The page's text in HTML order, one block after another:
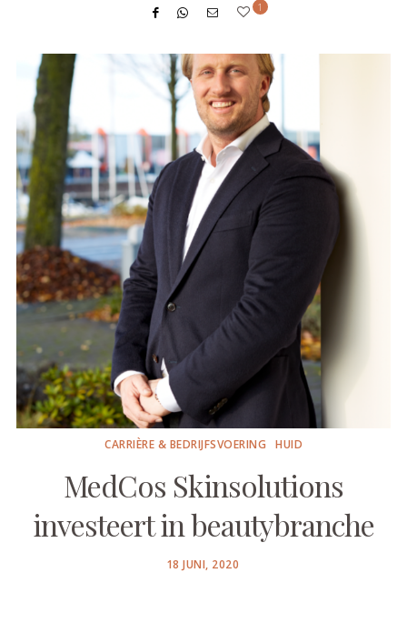
1
CARRIÈRE & BEDRIJFSVOERING HUID
MedCos Skinsolutions
investeert in beautybranche
POSTED
18 JUNI, 2020